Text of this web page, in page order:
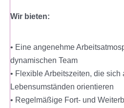
Wir bieten:
• Eine angenehme
dynamischen Team
• Flexible Arbeitszeiten, die sich
Lebensumständen orientieren
• Regelmäßige Fort- und